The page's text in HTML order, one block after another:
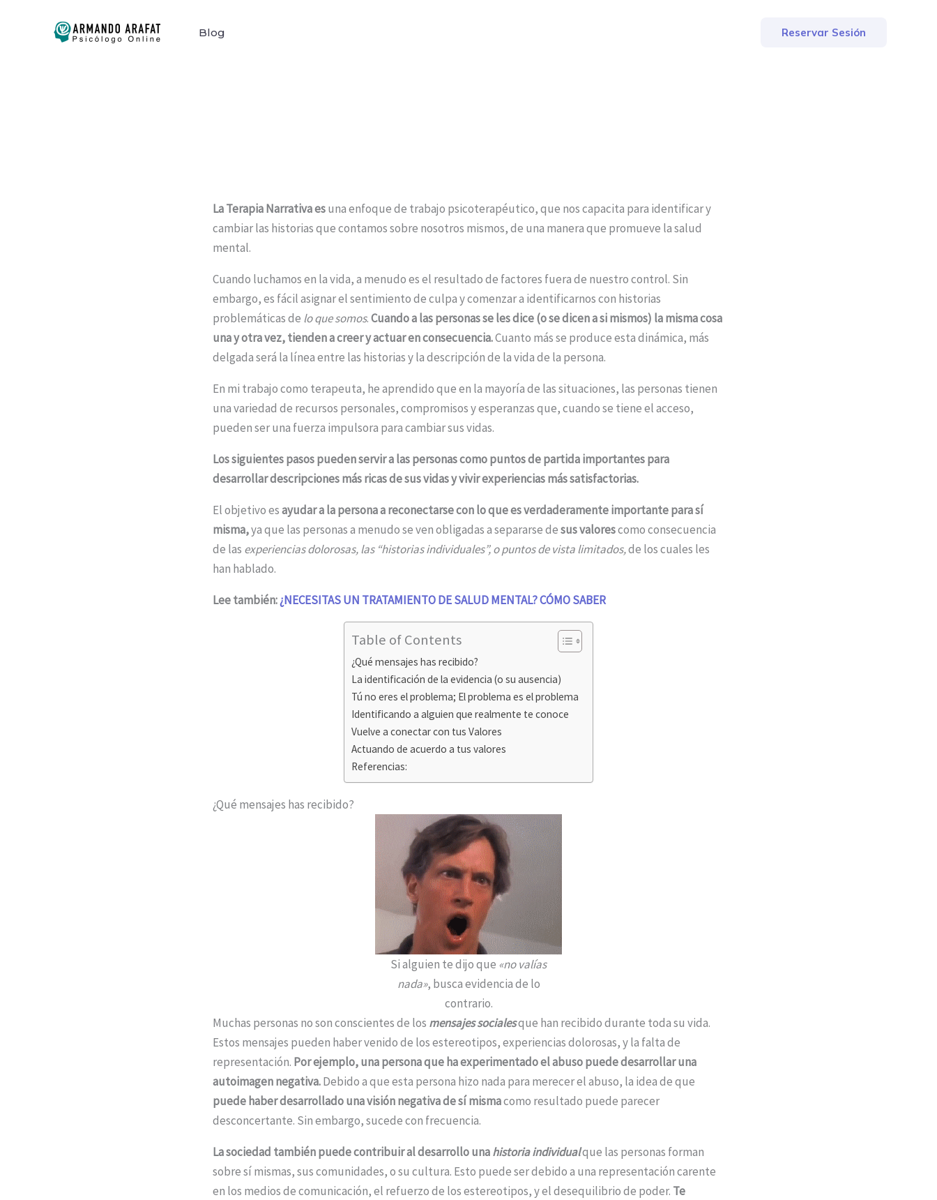
Blog Reservar Sesión
La Terapia Narrativa esuna enfoque de trabajo psicoterapéutico, que nos capacita para identificar y
cambiar las historias que contamos sobre nosotros mismos, de una manera que promueve la salud
mental.
Cuando luchamos en la vida, a menudo es el resultado de factores fuera de nuestro control. Sin
embargo, es fácil asignar el sentimiento de culpa y comenzar a identificarnos con historias
problemáticas de lo que somos.Cuando a las personas se les dice (o se dicen a si mismos) la misma cosa
una y otra vez, tienden a creer y actuar en consecuencia.Cuanto más se produce esta dinámica, más
delgada será la línea entre las historias y la descripción de la vida de la persona.
En mi trabajo como terapeuta, he aprendido que en la mayoría de las situaciones, las personas tienen
una variedad de recursos personales, compromisos y esperanzas que, cuando se tiene el acceso,
pueden ser una fuerza impulsora para cambiar sus vidas.
Los siguientes pasos pueden servir a las personas como puntos de partida importantes para
desarrollar descripciones más ricas de sus vidas y vivir experiencias más satisfactorias.
El objetivo esayudar a la persona a reconectarse con lo que es verdaderamente importante para sí
misma,ya que las personas a menudo se ven obligadas a separarse desus valorescomo consecuencia
de las experiencias dolorosas, las “historias individuales”, o puntos de vista limitados,de los cuales les
han hablado.
Lee también:¿NECESITAS UN TRATAMIENTO DE SALUD MENTAL? CÓMO SABER
Table of Contents
¿Qué mensajes has recibido?
La identificación de la evidencia (o su ausencia)
Tú no eres el problema; El problema es el problema
Identificando a alguien que realmente te conoce
Vuelve a conectar con tus Valores
Actuando de acuerdo a tus valores
Referencias:
¿Qué mensajes has recibido?
Si alguien te dijo que «no valías
nada», busca evidencia de lo
contrario.
Muchas personas no son conscientes de los mensajes socialesque han recibido durante toda su vida.
Estos mensajes pueden haber venido de los estereotipos, experiencias dolorosas, y la falta de
representación. Por ejemplo, una persona que ha experimentado el abuso puede desarrollar una
autoimagen negativa.Debido a que esta persona hizo nada para merecer el abuso, la idea de que
puede haber desarrollado una visión negativa de sí mismacomo resultado puede parecer
desconcertante. Sin embargo, sucede con frecuencia.
La sociedad también puede contribuir al desarrollo unahistoria individualque las personas forman
sobre sí mismas, sus comunidades, o su cultura. Esto puede ser debido a una representación carente
en los medios de comunicación, el refuerzo de los estereotipos, y el desequilibrio de poder. Te